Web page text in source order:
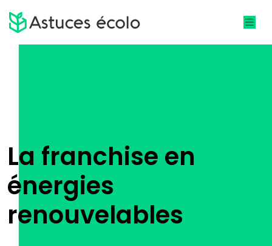
La franchise en
énergies
renouvelables